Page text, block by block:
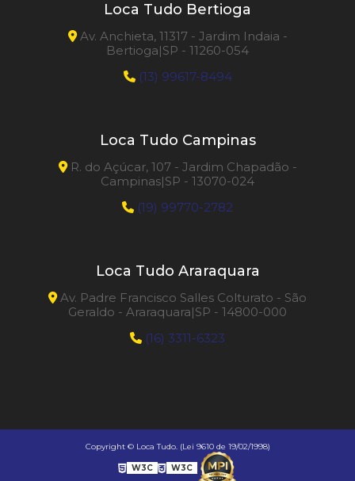
Loca Tudo Bertioga
Av. Anchieta, 11317 - Jardim Indaia -
Bertioga|SP - 11260-054
(13) 99617-8494
Loca Tudo Campinas
R. do Açúcar, 107 - Jardim Chapadão -
Campinas|SP - 13070-024
(19) 99770-2782
Loca Tudo Araraquara
Av. Padre Francisco Salles Colturato - São
Geraldo - Araraquara|SP - 14800-000
(16) 3311-6323
Copyright © Loca Tudo. (Lei 9610 de 19/02/1998)
W3C W3C